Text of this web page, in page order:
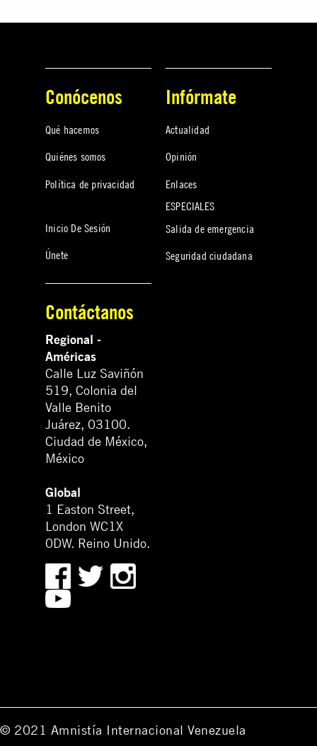
Conócenos
Qué hacemos
Quiénes somos
Política de privacidad
Inicio De Sesión
Únete
Infórmate
Actualidad
Opinión
Enlaces
ESPECIALES
Salida de emergencia
Seguridad ciudadana
Contáctanos
Regional -
Américas
Calle Luz Saviñón
519, Colonia del
Valle Benito
Juárez, 03100.
Ciudad de México,
México
Global
1 Easton Street,
London WC1X
0DW. Reino Unido.
© 2021 Amnistía Internacional Venezuela